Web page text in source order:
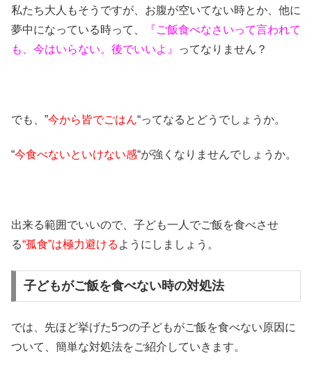
私たち大人もそうですが、お腹が空いてない時とか、他に
夢中になっている時って、
『ご飯食べなさいって言われて
も、今はいらない。後でいいよ』
ってなりません？
でも、”今から皆でごはん“ってなるとどうでしょうか。
“今食べないといけない感“が強くなりませんでしょうか。
出来る範囲でいいので、子ども一人でご飯を食べさせ
る“孤食”は極力避ける ようにしましょう。
子どもがご飯を食べない時の対処法
では、先ほど挙げた5つの子どもがご飯を食べない原因に
ついて、簡単な対処法をご紹介していきます。